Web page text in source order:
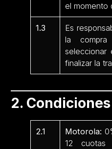
el momento
1.3
Es
la
seleccionar
finalizar la
2.
2.1 Motorola:
12 cuotas